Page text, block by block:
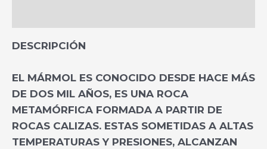
DESCRIPCIÓN
EL MÁRMOL ES CONOCIDO DESDE HACE MÁS
DE DOS MIL AÑOS, ES UNA ROCA
METAMÓRFICA FORMADA A PARTIR DE
ROCAS CALIZAS. ESTAS SOMETIDAS A ALTAS
TEMPERATURAS Y PRESIONES, ALCANZAN